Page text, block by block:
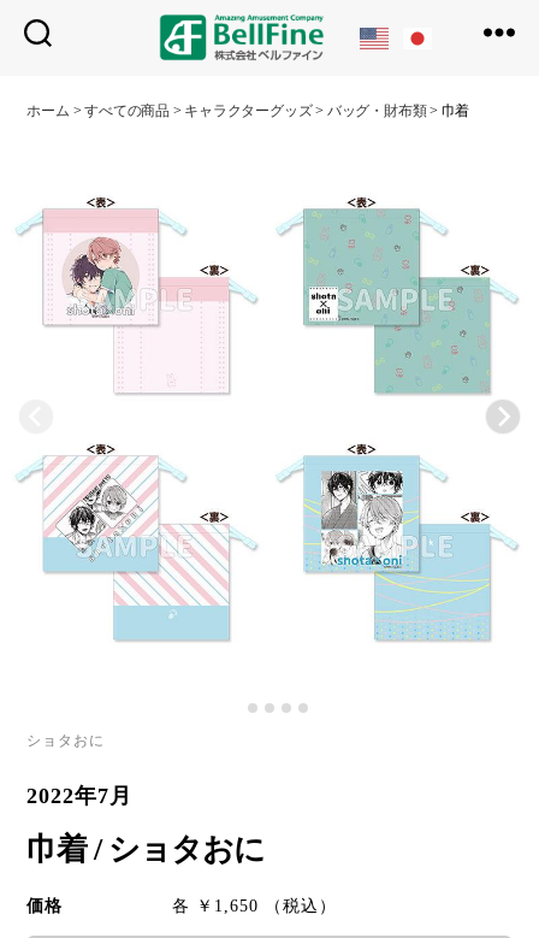
フ
ホーム >すべての商品 > キャラクターグッズ> バッグ・財布類> 巾着
ショタおに
2022年7月
巾着 / ショタおに
価格 各 ￥1,650 （税込）